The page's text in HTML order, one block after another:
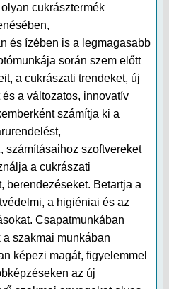
cukrásztermék
és ízében is a legmagasabb
során szem előtt
a cukrászati trendeket, új
a változatos, innovatív
számítja ki a
számításaihoz szoftvereket
a cukrászati
berendezéseket. Betartja a
a higiéniai és az
Csapatmunkában
szakmai munkában
képezi magát, figyelemmel
az új